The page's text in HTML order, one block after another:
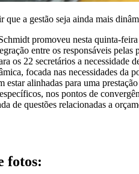
que a gestão seja ainda mais
promoveu nesta quinta-
entre os responsáveis pelas
os 22 secretários a necessidade
focada nas necessidades da
estar alinhadas para uma
nos pontos de
de questões relacionadas a
fotos: